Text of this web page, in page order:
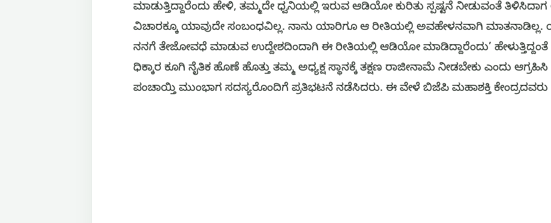
ಮಾಡುತ್ತಿದ್ದಾರೆಂದು ಹೇಳಿ, ತಮ್ಮದೇ ಧ್ವನಿಯಲ್ಲಿ ಇರುವ ಆಡಿಯೋ ಕುರಿತು ಸ್ಪಷ್ಟನೆ ನೀಡುವಂತೆ ತಿಳಿಸಿದಾಗ
ವಿಚಾರಕ್ಕೂ ಯಾವುದೇ ಸಂಬಂಧವಿಲ್ಲ. ನಾನು ಯಾರಿಗೂ ಆ ರೀತಿಯಲ್ಲಿ ಅವಹೇಳನವಾಗಿ ಮಾತನಾಡಿಲ್ಲ.
ನನಗೆ ತೇಜೋವಧೆ ಮಾಡುವ ಉದ್ದೇಶದಿಂದಾಗಿ ಈ ರೀತಿಯಲ್ಲಿ ಆಡಿಯೋ ಮಾಡಿದ್ದಾರೆಂದು’
ಧಿಕ್ಕಾರ ಕೂಗಿ ನೈತಿಕ ಹೊಣೆ ಹೊತ್ತು ತಮ್ಮ ಅಧ್ಯಕ್ಷ ಸ್ಥಾನಕ್ಕೆ ತಕ್ಷಣ ರಾಜೀನಾಮೆ ನೀಡಬೇಕು ಎಂದು
ಪಂಚಾಯ್ತಿ ಮುಂಭಾಗ ಸದಸ್ಯರೊಂದಿಗೆ ಪ್ರತಿಭಟನೆ ನಡೆಸಿದರು. ಈ ವೇಳೆ ಬಿಜೆಪಿ ಮಹಾಶಕ್ತಿ